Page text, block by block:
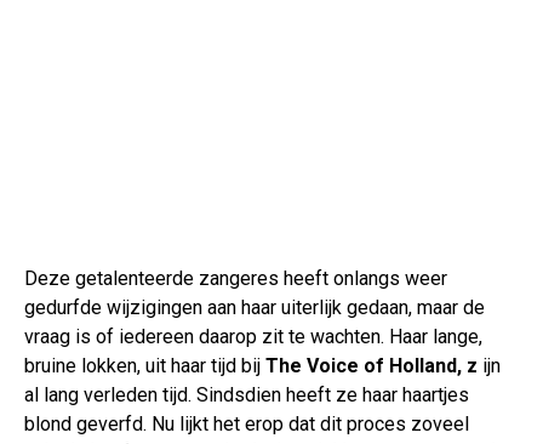
Deze getalenteerde zangeres heeft onlangs weer
gedurfde wijzigingen aan haar uiterlijk gedaan, maar de
vraag is of iedereen daarop zit te wachten. Haar lange,
bruine lokken, uit haar tijd bij The Voice of Holland, z ijn
al lang verleden tijd. Sindsdien heeft ze haar haartjes
blond geverfd. Nu lijkt het erop dat dit proces zoveel